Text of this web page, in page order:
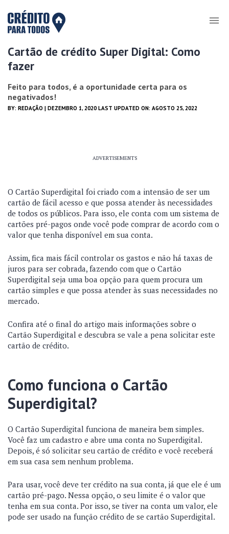
Cartão de crédito Super Digital: Como
fazer
Feito para todos, é a oportunidade certa para os
negativados!
BY: REDAÇÃO | DEZEMBRO 1, 2020 LAST UPDATED ON: AGOSTO 25, 2022
ADVERTISEMENTS
O Cartão Superdigital foi criado com a intensão de ser um
cartão de fácil acesso e que possa atender às necessidades
de todos os públicos. Para isso, ele conta com um sistema de
cartões pré-pagos onde você pode comprar de acordo com o
valor que tenha disponível em sua conta.
Assim, fica mais fácil controlar os gastos e não há taxas de
juros para ser cobrada, fazendo com que o Cartão
Superdigital seja uma boa opção para quem procura um
cartão simples e que possa atender às suas necessidades no
mercado.
Confira até o final do artigo mais informações sobre o
Cartão Superdigital e descubra se vale a pena solicitar este
cartão de crédito.
Como funciona o Cartão
Superdigital?
O Cartão Superdigital funciona de maneira bem simples.
Você faz um cadastro e abre uma conta no Superdigital.
Depois, é só solicitar seu cartão de crédito e você receberá
em sua casa sem nenhum problema.
Para usar, você deve ter crédito na sua conta, já que ele é um
cartão pré-pago. Nessa opção, o seu limite é o valor que
tenha em sua conta. Por isso, se tiver na conta um valor, ele
pode ser usado na função crédito de se cartão Superdigital.